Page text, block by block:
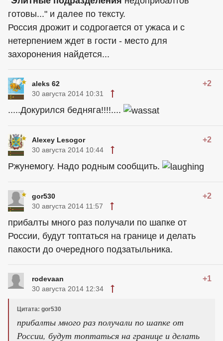
готовы..." и далее по тексту.
Россия дрожит и содрогается от ужаса и с
нетерпением ждет в гости - место для
захоронения найдется...
aleks 62 +2
30 августа 2014 10:31
.....Докурился бедняга!!!!....
Alexey Lesogor +2
30 августа 2014 10:44
Ржунемогу. Надо родным сообщить.
gor530 +2
30 августа 2014 11:57
прибалты много раз получали по шапке от
России, будут топтаться на границе и делать
пакости до очередного подзатыльника.
rodevaan +1
30 августа 2014 12:34
Цитата: gor530
прибалты много раз получали по шапке от
России, будут топтаться на границе и делать